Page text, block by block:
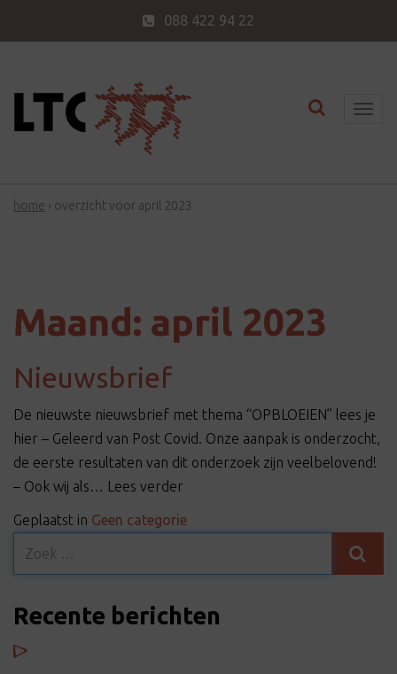
088 422 94 22
T
i
o
n
Toggle
home › overzicht voor april 2023
Maand: april 2023
Nieuwsbrief
De nieuwste nieuwsbrief met thema “OPBLOEIEN” lees je
hier – Geleerd van Post Covid. Onze aanpak is onderzocht,
de eerste resultaten van dit onderzoek zijn veelbelovend!
– Ook wij als… Lees verder
Geplaatst in Geen categorie
Recente berichten